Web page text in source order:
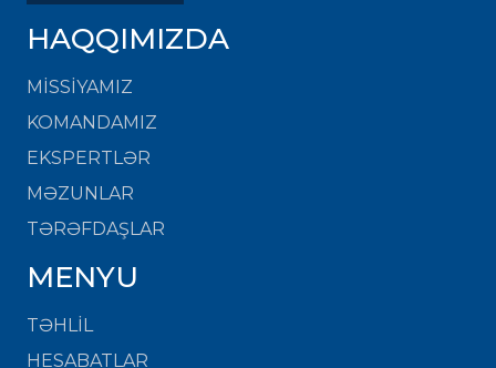
HAQQIMIZDA
MISSIYAMIZ
KOMANDAMIZ
EKSPERTLƏR
MƏZUNLAR
TƏRƏFDAŞLAR
MENYU
TƏHLİL
HESABATLAR